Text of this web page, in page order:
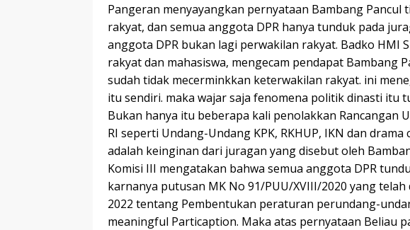
Pangeran menyayangkan pernyataan Bambang
rakyat, dan semua anggota DPR hanya tunduk pada
anggota DPR bukan lagi perwakilan rakyat. Badko HMI
rakyat dan mahasiswa, mengecam pendapat Bambang
sudah tidak mecerminkkan keterwakilan rakyat. ini
itu sendiri. maka wajar saja fenomena politik dinasti itu
Bukan hanya itu beberapa kali penolakkan Rancangan
RI seperti Undang-Undang KPK, RKHUP, IKN dan
adalah keinginan dari juragan yang disebut oleh
Komisi III mengatakan bahwa semua anggota DPR
karnanya putusan MK No 91/PUU/XVIII/2020 yang
2022 tentang Pembentukan peraturan perundang-
meaningful Particaption. Maka atas pernyataan Beliau